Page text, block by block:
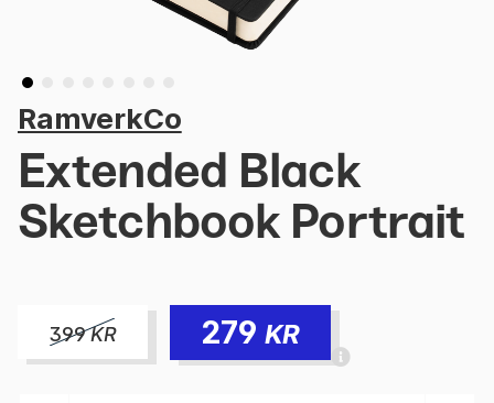
RamverkCo
Extended Black
Sketchbook Portrait
399KR 279 KR